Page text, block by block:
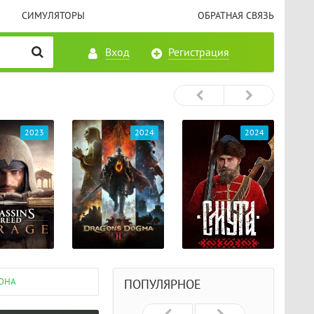
СИМУЛЯТОРЫ ОБРАТНАЯ СВЯЗЬ
Вход Регистрация
2023 2024 2024
ПОПУЛЯРНОЕ